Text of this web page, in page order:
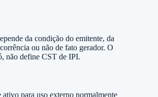
da condição do emitente, da
ou não de fato gerador. O
não define CST de IPI.
ativo para uso externo normalmente